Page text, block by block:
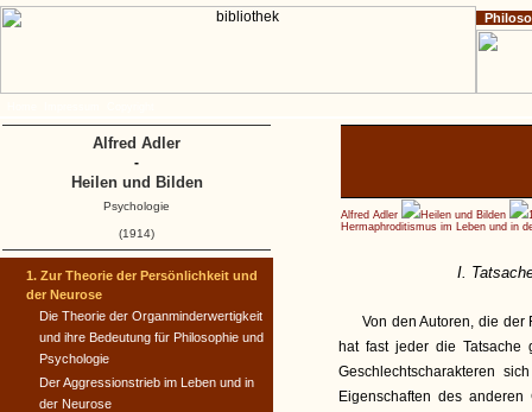
Alfred Adler Heilen und Bilden
Hermaphroditis­mus im Leben und in
I.
Von den Autoren, die
hat fast jeder die Tatsache
Geschlechtscharakteren
Eigenschaften des
1. Zur Theorie der Persönlichkeit und
der Neurose
Die Theorie der Organminder­wertigkeit
und ihre Bedeutung für Philosophie und
Psychologie
Der Aggressionstrieb im Leben und in
der Neurose
Alfred Adler
-
Heilen und Bilden
Psychologie
(1914)